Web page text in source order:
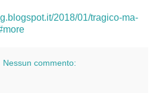
2018/01/tragico-ma-
Nessun commento: